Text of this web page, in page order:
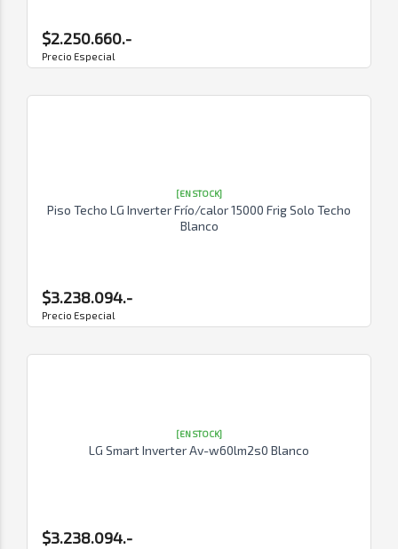
$2.250.660.-
Precio Especial
[EN STOCK]
Piso Techo LG Inverter Frío/calor 15000 Frig Solo Techo
Blanco
$3.238.094.-
Precio Especial
[EN STOCK]
LG Smart Inverter Av-w60lm2s0 Blanco
$3.238.094.-